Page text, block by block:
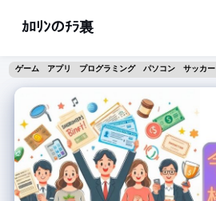
ｶﾛﾘﾝのﾁﾗ裏
ゲーム アプリ プログラミング パソコン サッカー